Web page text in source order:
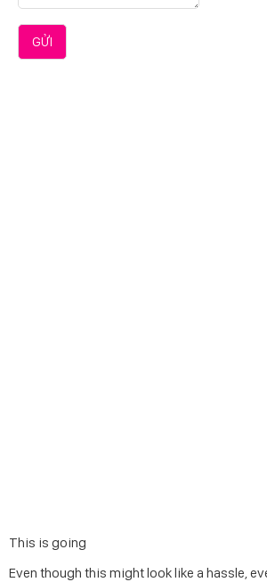
This is going
Even though this might look like a hassle,